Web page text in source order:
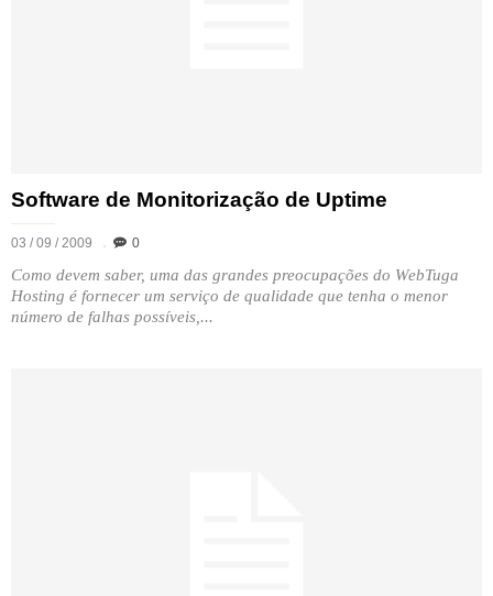
Software de Monitorização de Uptime
03 / 09 / 2009 0
Como devem saber, uma das grandes preocupações do WebTuga
Hosting é fornecer um serviço de qualidade que tenha o menor
número de falhas possíveis,...